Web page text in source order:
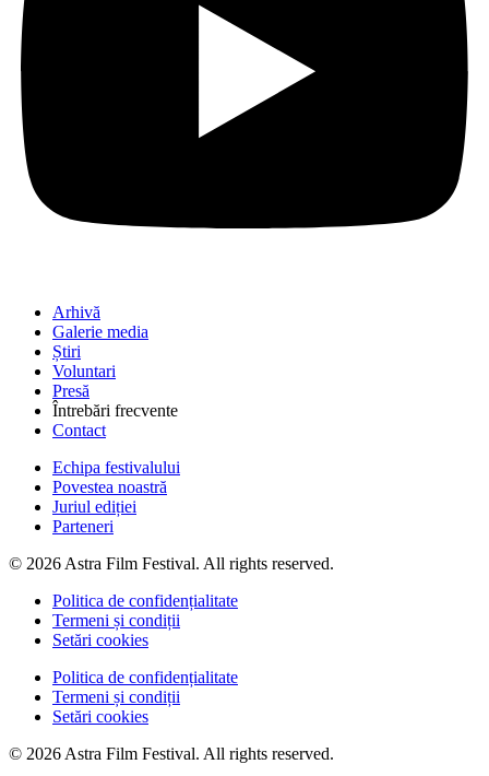
Arhivă
Galerie media
Știri
Voluntari
Presă
Întrebări frecvente
Contact
Echipa festivalului
Povestea noastră
Juriul ediției
Parteneri
© 2026 Astra Film Festival. All rights reserved.
Politica de confidențialitate
Termeni și condiții
Setări cookies
Politica de confidențialitate
Termeni și condiții
Setări cookies
© 2026 Astra Film Festival. All rights reserved.